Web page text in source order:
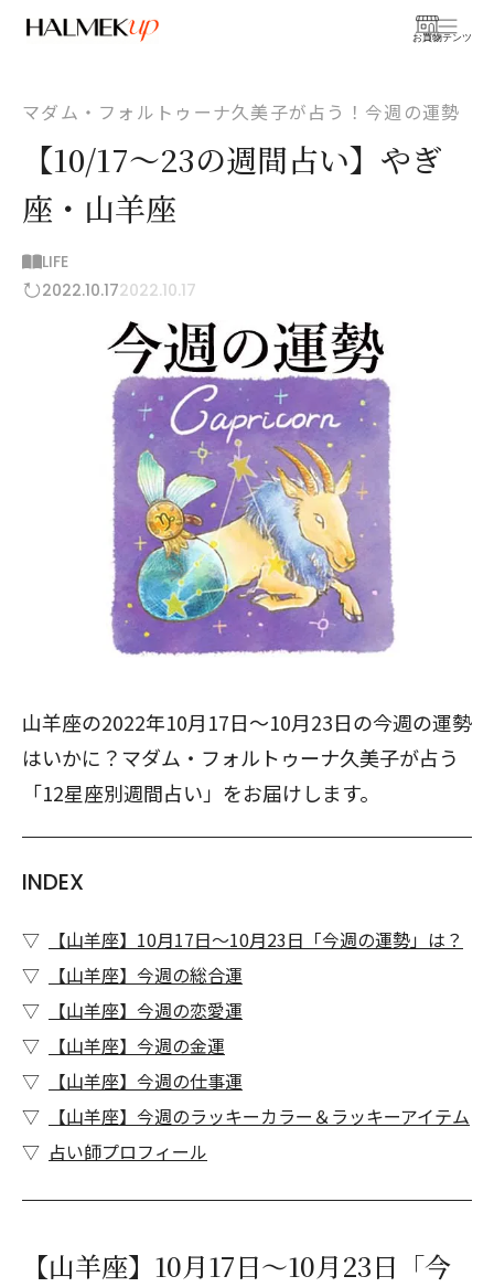
お買物
コンテンツ
マダム・フォルトゥーナ久美子が占う！今週の運勢
【10/17～23の週間占い】やぎ
座・山羊座
LIFE
2022.10.172022.10.17
山羊座の2022年10月17日～10月23日の今週の運勢
はいかに？マダム・フォルトゥーナ久美子が占う
「12星座別週間占い」をお届けします。
INDEX
【山羊座】10月17日～10月23日「今週の運勢」は？
【山羊座】今週の総合運
【山羊座】今週の恋愛運
【山羊座】今週の金運
【山羊座】今週の仕事運
【山羊座】今週のラッキーカラー＆ラッキーアイテム
占い師プロフィール
【山羊座】10月17日～10月23日「今